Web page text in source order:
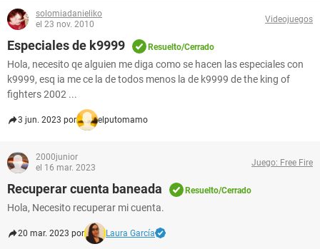
solomiadanieliko
el 23 nov. 2010
Videojuegos
Especiales de k9999 Resuelto/Cerrado
Hola, necesito qe alguien me diga como se hacen las especiales con
k9999, esq ia me ce la de todos menos la de k9999 de the king of
fighters 2002 ...
3 jun. 2023 por elputomamo
2000junior
el 16 mar. 2023
Juego: Free Fire
Recuperar cuenta baneada Resuelto/Cerrado
Hola, Necesito recuperar mi cuenta.
20 mar. 2023 por Laura García